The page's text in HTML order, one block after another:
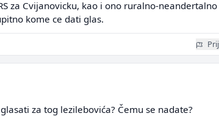
za Cvijanovicku, kao i ono ruralno-neandertalno
kome ce dati glas.
za tog lezilebovića? Čemu se nadate?